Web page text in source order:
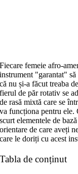
Fiecare femeie afro-
instrument "garantat"
că nu și-a făcut treaba
fierul de păr rotativ se
de rasă mixtă care se
va funcționa pentru
scurt elementele de
orientare de care aveți
care le doriți cu acest
Tabla de conținut